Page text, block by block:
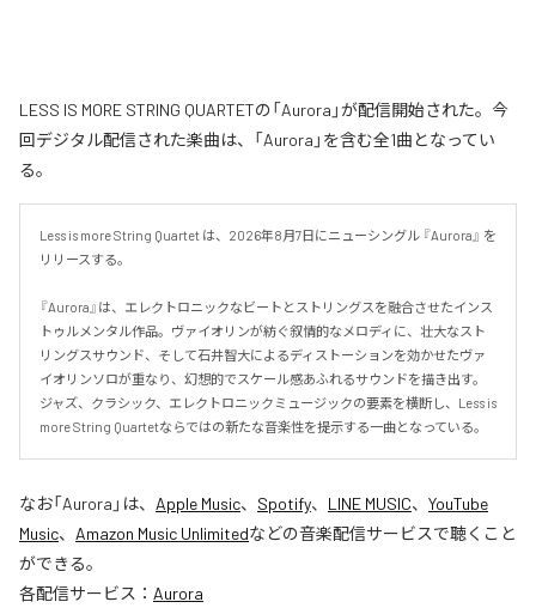
LESS IS MORE STRING QUARTETの「Aurora」が配信開始された。今
回デジタル配信された楽曲は、「Aurora」を含む全1曲となってい
る。
Less is more String Quartet は、2026年8月7日にニューシングル 『Aurora』 を
リリースする。
『Aurora』は、エレクトロニックなビートとストリングスを融合させたインス
トゥルメンタル作品。ヴァイオリンが紡ぐ叙情的なメロディに、壮大なスト
リングスサウンド、そして石井智大によるディストーションを効かせたヴァ
イオリンソロが重なり、幻想的でスケール感あふれるサウンドを描き出す。
ジャズ、クラシック、エレクトロニックミュージックの要素を横断し、Less is
more String Quartetならではの新たな音楽性を提示する一曲となっている。
なお「Aurora 」は、 Apple Music、 Spotify、 LINE MUSIC、 YouTube
Music、 Amazon Music Unlimitedなどの音楽配信サービスで聴くこと
ができる。
各配信サービス： Aurora